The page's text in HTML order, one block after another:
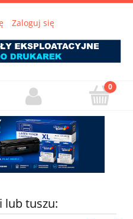
Zaloguj się
lub tuszu: